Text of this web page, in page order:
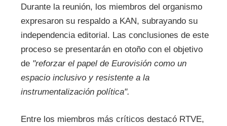
Durante la reunión, los miembros del organismo
expresaron su respaldo a KAN, subrayando su
independencia editorial. Las conclusiones de este
proceso se presentarán en otoño con el objetivo
de "reforzar el papel de Eurovisión como un
espacio inclusivo y resistente a la
instrumentalización política".
Entre los miembros más críticos destacó RTVE,